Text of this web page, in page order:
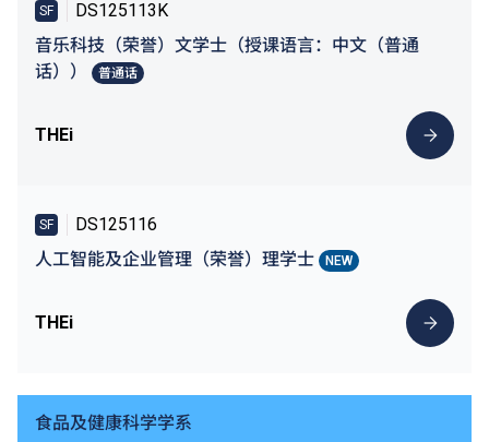
SF
DS125113K
音乐科技（荣誉）文学士（授课语言：中文（普通
话））
普通话
THEi
SF
DS125116
人工智能及企业管理（荣誉）理学士
NEW
THEi
食品及健康科学学系